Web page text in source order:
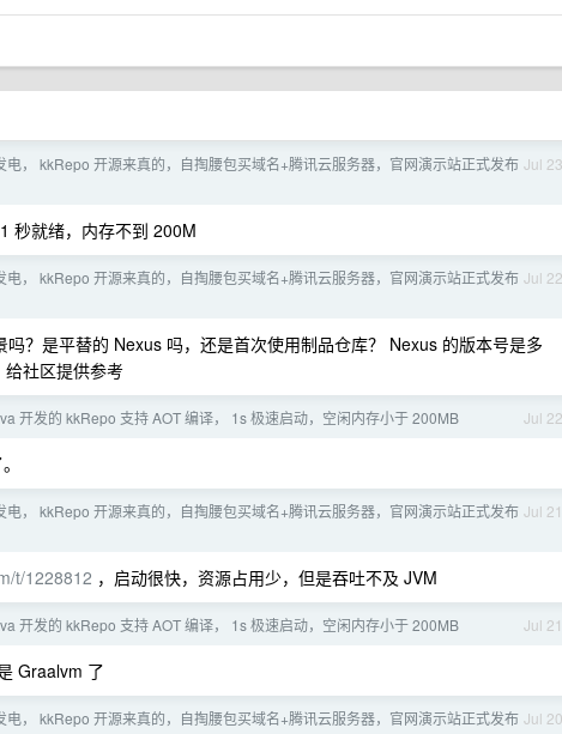
Jul 23
电， kkRepo 开源来真的，自掏腰包买域名+腾讯云服务器，官网演示站正式发布
秒就绪，内存不到 200M
Jul 22
电， kkRepo 开源来真的，自掏腰包买域名+腾讯云服务器，官网演示站正式发布
吗？是平替的 Nexus 吗，还是首次使用制品仓库？ Nexus 的版本号是多
社区提供参考
Jul 22
开发的 kkRepo 支持 AOT 编译， 1s 极速启动，空闲内存小于 200MB
Jul 21
电， kkRepo 开源来真的，自掏腰包买域名+腾讯云服务器，官网演示站正式发布
t/1228812 ，启动很快，资源占用少，但是吞吐不及 JVM
Jul 21
开发的 kkRepo 支持 AOT 编译， 1s 极速启动，空闲内存小于 200MB
Graalvm 了
Jul 20
电， kkRepo 开源来真的，自掏腰包买域名+腾讯云服务器，官网演示站正式发布